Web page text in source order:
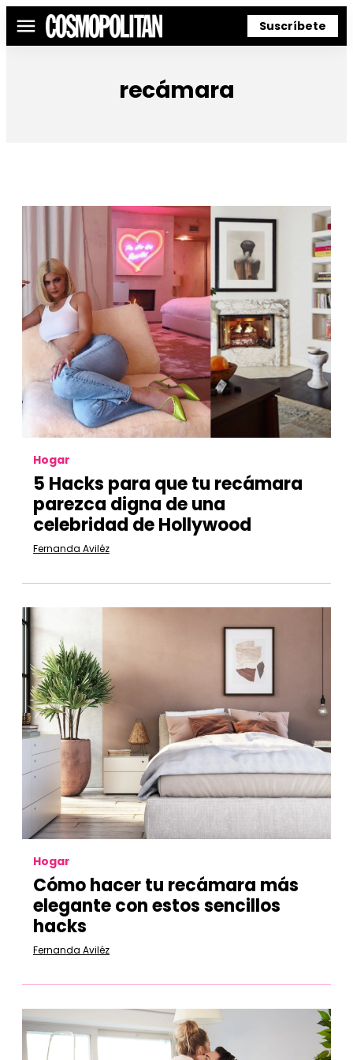
Menú Suscríbete
recámara
Hogar
5 Hacks para que tu recámara
parezca digna de una
celebridad de Hollywood
Fernanda Aviléz
Hogar
Cómo hacer tu recámara más
elegante con estos sencillos
hacks
Fernanda Aviléz